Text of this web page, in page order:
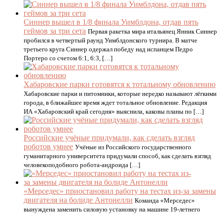
Синнер вышел в 1/8 финала Уимблдона, отдав пять
геймов за три сета Первая ракетка мира итальянец Янник Синнер
пробился в четвертый раунд Уимблдонского турнира. В матче
третьего круга Синнер одержал победу над испанцем Педро
Портеро со счетом 6:1, 6:3, […]
Хабаровские парки готовятся к тотальному обновлению
Хабаровские парки и питомники, которые нередко называют лёгкими
города, в ближайшее время ждет тотальное обновление. Редакция
ИА «Хабаровский край сегодня» выяснила, каковы планы по […]
Российские учёные придумали, как сделать взгляд
роботов умнее Учёные из Российского государственного
гуманитарного университета придумали способ, как сделать взгляд
человекоподобного робота-андроида […]
«Мерседес» приостановил работу на тестах из-за замены
двигателя на болиде Антонелли Команда «Мерседес»
вынуждена заменить силовую установку на машине 19-летнего